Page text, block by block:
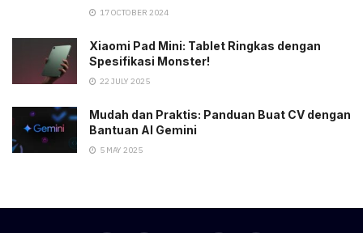
17 OCTOBER 2024
Xiaomi Pad Mini: Tablet Ringkas dengan
Spesifikasi Monster!
22 JULY 2025
Mudah dan Praktis: Panduan Buat CV dengan
Bantuan AI Gemini
5 MAY 2025